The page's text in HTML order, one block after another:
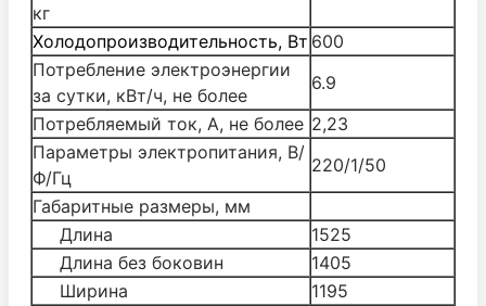
кг
Холодопроизводительность, Вт 600
Потребление электроэнергии
за сутки, кВт/ч, не более
6.9
Потребляемый ток, А, не более 2,23
Параметры электропитания, В/
Ф/Гц
220/1/50
Габаритные размеры, мм
Длина
1525
Длина без боковин
1405
Ширина
1195